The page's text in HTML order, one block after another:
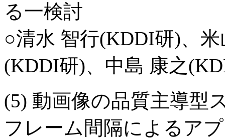
る一検討
○清水 智行(KDDI研)、
(KDDI研)、中島 康之
(5) 動画像の品質主導型
フレーム間隔によるア